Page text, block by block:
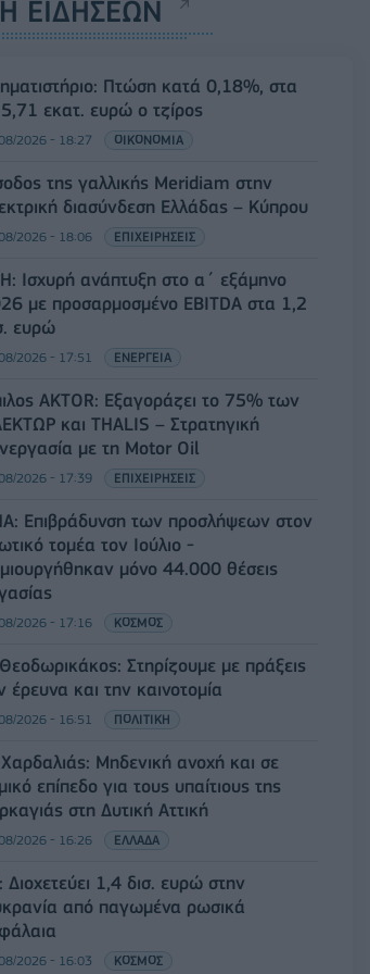
ΕΙΔΗΣΕΩΝ
Πτώση κατά 0,18%, στα
εκατ. ευρώ ο τζίρος
2026 - 18:27 ΟΙΚΟΝΟΜΙΑ
της γαλλικής Meridiam στην
διασύνδεση Ελλάδας – Κύπρου
2026 - 18:06 ΕΠΙΧΕΙΡΗΣΕΙΣ
Ισχυρή ανάπτυξη στο α΄ εξάμηνο
με προσαρμοσμένο EBITDA στα 1,2
ευρώ
2026 - 17:51 ΕΝΕΡΓΕΙΑ
AKTOR: Εξαγοράζει το 75% των
και THALIS – Στρατηγική
με τη Motor Oil
2026 - 17:39 ΕΠΙΧΕΙΡΗΣΕΙΣ
Επιβράδυνση των προσλήψεων στον
τομέα τον Ιούλιο -
μόνο 44.000 θέσεις
2026 - 17:16 ΚΟΣΜΟΣ
Στηρίζουμε με πράξεις
έρευνα και την καινοτομία
2026 - 16:51 ΠΟΛΙΤΙΚΗ
Μηδενική ανοχή και σε
επίπεδο για τους υπαίτιους της
στη Δυτική Αττική
2026 - 16:26 ΕΛΛΑΔΑ
Διοχετεύει 1,4 δισ. ευρώ στην
από παγωμένα ρωσικά
2026 - 16:03 ΚΟΣΜΟΣ